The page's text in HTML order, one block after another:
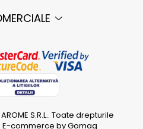
S.R.L.. Toate drepturile
E-commerce by Gomag